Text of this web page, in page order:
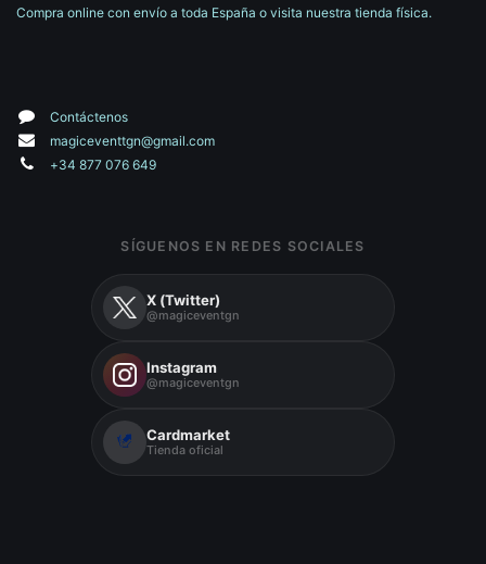
Compra online con envío a toda España o visita nuestra tienda física.
Contáctenos
magiceventtgn@gmail.com
+34 877 076 649
SÍGUENOS EN REDES SOCIALES
X (Twitter)
@magiceventgn
Instagram
@magiceventgn
Cardmarket
Tienda oficial